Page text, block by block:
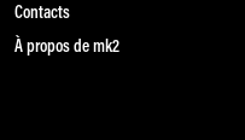
Contacts
À propos de mk2